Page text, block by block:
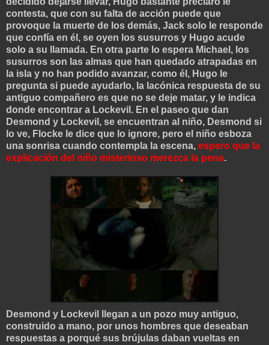
contesta, que con su falta de acción puede que
provoque la muerte de los demás, Jack solo le responde
que confía en él, se oyen los susurros y Hugo acude
solo a su llamada. En otra parte lo espera Michael, los
susurros son las almas que han quedado atrapadas en
la isla y no han podido avanzar, como él, Hugo le
pregunta si puede ayudarlo, la lacónica respuesta de su
antiguo compañero es que no se deje matar, y le indica
donde encontrar a Lockevil. En el paseo que dan
Desmond y Lockevil, se encuentran al niño, Desmond si
lo ve, Flocke le dice que lo ignore, pero el niño esboza
una sonrisa cuando contempla la escena, espero que la
explicación del niño misterioso merezca la pena.
Desmond y Lockevil llegan a un pozo muy antiguo,
construido a mano, por unos hombres que deseaban
respuestas a porqué sus brújulas daban vueltas en